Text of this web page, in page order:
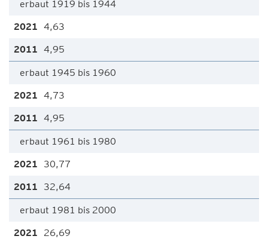
erbaut 1919 bis 1944
4,63
4,95
erbaut 1945 bis 1960
4,73
4,95
erbaut 1961 bis 1980
30,77
32,64
erbaut 1981 bis 2000
26,69